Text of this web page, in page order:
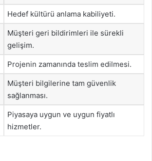
Hedef kültürü anlama kabiliyeti.
Müşteri geri bildirimleri ile sürekli
gelişim.
Projenin zamanında teslim edilmesi.
Müşteri bilgilerine tam güvenlik
sağlanması.
Piyasaya uygun ve uygun fiyatlı
hizmetler.